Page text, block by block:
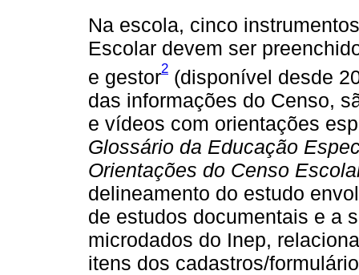
Na escola, cinco
Escolar devem ser
e gestor2 (disponível desde
das informações do Censo,
e vídeos com orientações
Glossário da Educação
Orientações do Censo
delineamento do estudo
de estudos documentais e a
microdados do Inep,
itens dos cadastros/